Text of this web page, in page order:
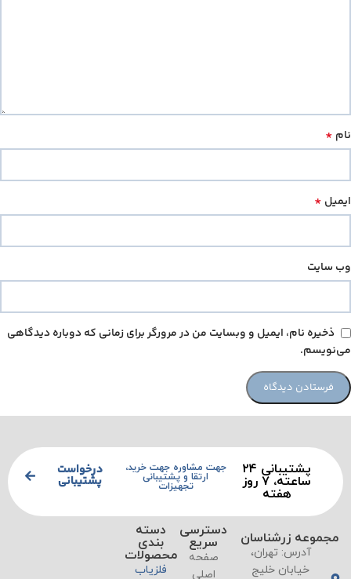
نام *
ایمیل *
وب‌ سایت
ذخیره نام، ایمیل و وبسایت من در مرورگر برای زمانی که دوباره دیدگاهی
می‌نویسم.
پشتیبانی ۲۴
ساعته، ۷ روز
هفته
جهت مشاوره جهت خرید،
ارتقا و پشتیبانی
تجهیزات
درخواست
پشتیبانی
مجموعه زرشناسان
آدرس: تهران،
خیابان خلیج
دسترسی
سریع
صفحه
اصلی
دسته
بندی
محصولات
فلزیاب